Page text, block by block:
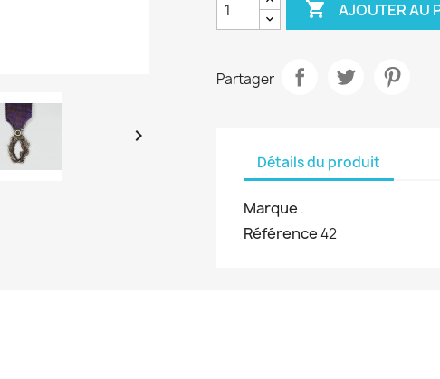

 AJOUTER AU
Partager
Détails du produit
Marque .
Référence42